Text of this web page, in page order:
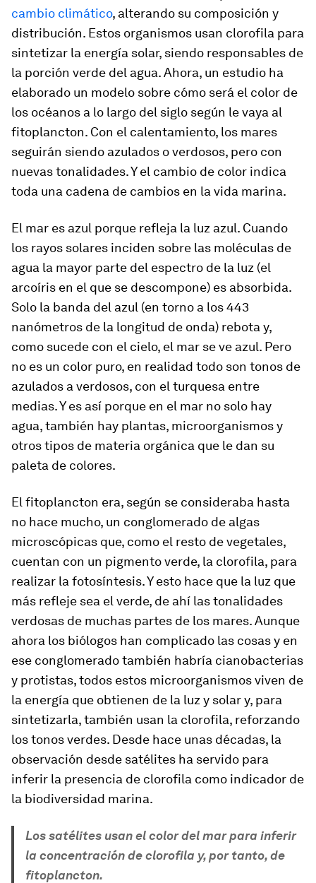
cambio climático, alterando su composición y
distribución. Estos organismos usan clorofila para
sintetizar la energía solar, siendo responsables de
la porción verde del agua. Ahora, un estudio ha
elaborado un modelo sobre cómo será el color de
los océanos a lo largo del siglo según le vaya al
fitoplancton. Con el calentamiento, los mares
seguirán siendo azulados o verdosos, pero con
nuevas tonalidades. Y el cambio de color indica
toda una cadena de cambios en la vida marina.
El mar es azul porque refleja la luz azul. Cuando
los rayos solares inciden sobre las moléculas de
agua la mayor parte del espectro de la luz (el
arcoíris en el que se descompone) es absorbida.
Solo la banda del azul (en torno a los 443
nanómetros de la longitud de onda) rebota y,
como sucede con el cielo, el mar se ve azul. Pero
no es un color puro, en realidad todo son tonos de
azulados a verdosos, con el turquesa entre
medias. Y es así porque en el mar no solo hay
agua, también hay plantas, microorganismos y
otros tipos de materia orgánica que le dan su
paleta de colores.
El fitoplancton era, según se consideraba hasta
no hace mucho, un conglomerado de algas
microscópicas que, como el resto de vegetales,
cuentan con un pigmento verde, la clorofila, para
realizar la fotosíntesis. Y esto hace que la luz que
más refleje sea el verde, de ahí las tonalidades
verdosas de muchas partes de los mares. Aunque
ahora los biólogos han complicado las cosas y en
ese conglomerado también habría cianobacterias
y protistas, todos estos microorganismos viven de
la energía que obtienen de la luz y solar y, para
sintetizarla, también usan la clorofila, reforzando
los tonos verdes. Desde hace unas décadas, la
observación desde satélites ha servido para
inferir la presencia de clorofila como indicador de
la biodiversidad marina.
Los satélites usan el color del mar para inferir
la concentración de clorofila y, por tanto, de
fitoplancton.